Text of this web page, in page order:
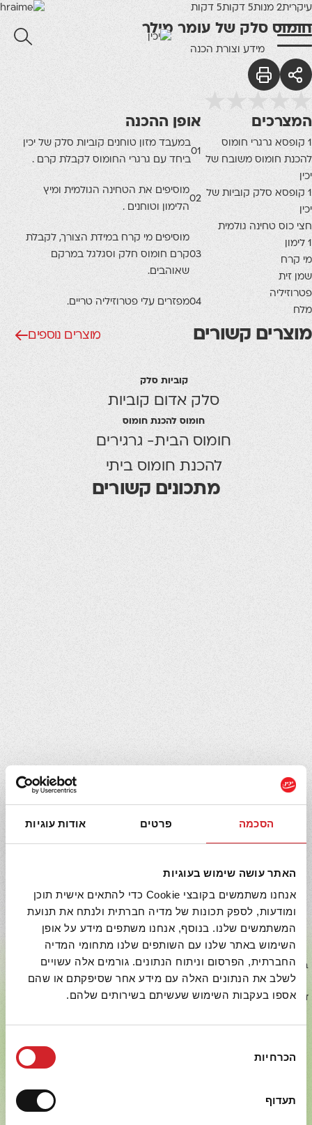
הסכמה פרטים אודות עוגיות
האתר עושה שימוש בעוגיות
אנחנו משתמשים בקובצי Cookie כדי להתאים אישית תוכן
ומודעות, לספק תכונות של מדיה חברתית ולנתח את תנועת
המשתמשים שלנו. בנוסף, אנחנו משתפים מידע על אופן
השימוש באתר שלנו עם השותפים שלנו מתחומי המדיה
החברתית, הפרסום וניתוח הנתונים. גורמים אלה עשויים
לשלב את הנתונים האלה עם מידע אחר שסיפקתם או שהם
אספו בעקבות השימוש שעשיתם בשירותים שלהם.
הסכמה
הכרחיות
תעדוף
עיקרית2 מנות 5 דקות 5 דקות
חומוס סלק של עומר מילר
מידע וצורת הכנה
המצרכים
1 קופסא גרגרי חומוס
להכנת חומוס משובח של
יכין
1 קופסא סלק קוביות של
יכין
חצי כוס טחינה גולמית
1 לימון
מי קרח
שמן זית
פטרוזיליה
מלח
אופן ההכנה
01
במעבד מזון טוחנים קוביות סלק של יכין
ביחד עם גרגרי החומוס לקבלת קרם .
02
מוסיפים את הטחינה הגולמית ומיץ
הלימון וטוחנים .
03
מוסיפים מי קרח במידת הצורך, לקבלת
קרם חומוס חלק וסגלגל במרקם
שאוהבים.
04מפזרים עלי פטרוזיליה טריים.
מוצרים קשורים מוצרים נוספים
קוביות סלק
סלק אדום קוביות
חומוס להכנת חומוס
חומוס הבית- גרגירים
להכנת חומוס ביתי
מתכונים קשורים
מתכונים נוספים
איכות ומצוינות
בכל מוצרי יכין הושקעו משאבים ומאמצים רבים ונעשה שימוש
בטכנולוגיות חדישות, על מנת להציבם ברף האיכות הגבוה ביותר בשוק
העולמי. איכות המוצרים והשירות ללקוחותינו הם אלה שמנחים את
דרכנו, ומתוך תפיסה זו אנו מחויבים לפעול למען שיפור מתמיד באיכות